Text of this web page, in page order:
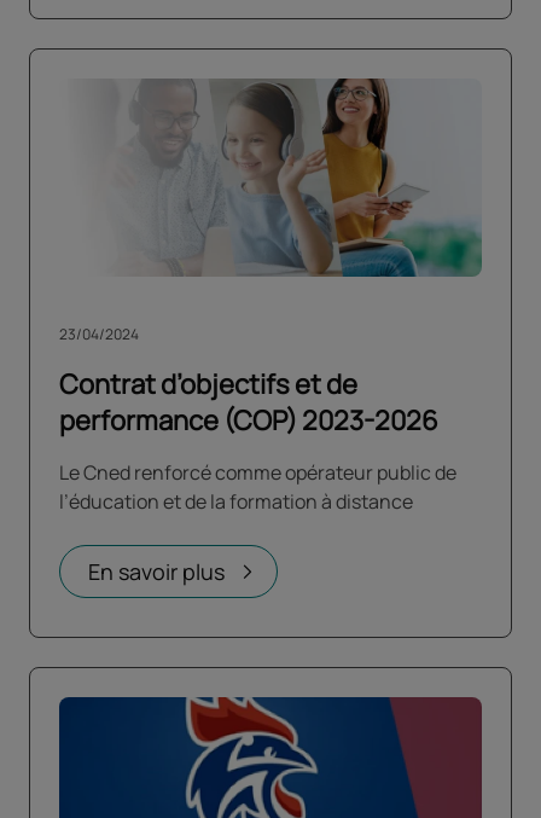
Contrat d’objectifs et de
performance (COP) 2023-2026
23/04/2024
Le Cned renforcé comme opérateur public de
l’éducation et de la formation à distance
En savoir plus